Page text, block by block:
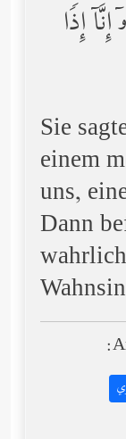
إِذࣰا
Sie
einem
uns,
Dann